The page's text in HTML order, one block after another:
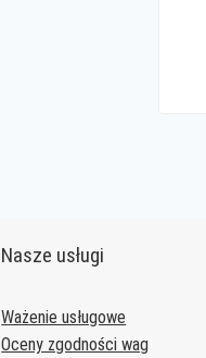
Nasze usługi
Ważenie usługowe
Oceny zgodności wag